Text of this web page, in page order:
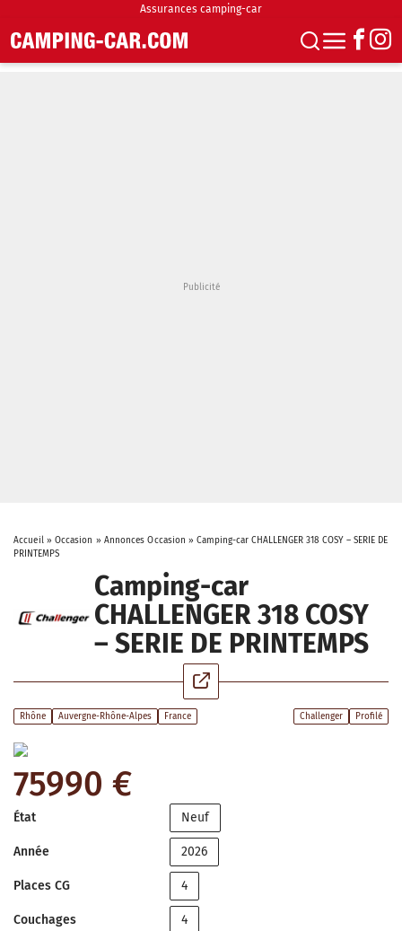
Assurances camping-car
Accueil» Occasion » Annonces Occasion »Camping-car CHALLENGER 318 COSY – SERIE DE
PRINTEMPS
Camping-car
CHALLENGER 318 COSY
– SERIE DE PRINTEMPS
Rhône Auvergne-Rhône-Alpes France Challenger Profilé
75990 €
État Neuf
Année 2026
Places CG 4
Couchages 4